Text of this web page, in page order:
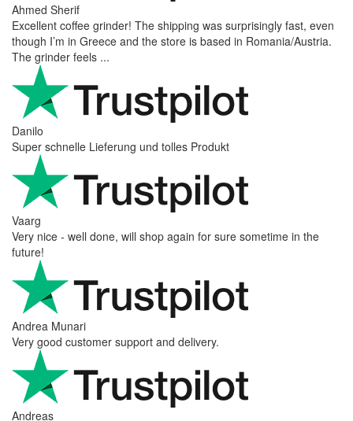
Ahmed Sherif
Excellent coffee grinder! The shipping was surprisingly fast, even
though I’m in Greece and the store is based in Romania/Austria.
The grinder feels ...
Danilo
Super schnelle Lieferung und tolles Produkt
Vaarg
Very nice - well done, will shop again for sure sometime in the
future!
Andrea Munari
Very good customer support and delivery.
Andreas